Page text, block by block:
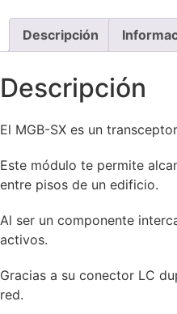
Descripción
Descripción
El MGB-SX es un
Este módulo te permite
entre pisos de un edificio.
Al ser un componente
activos.
Gracias a su conector LC
red.